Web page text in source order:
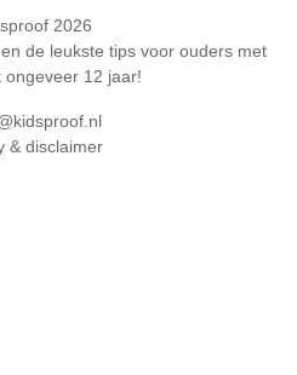
2026
de leukste tips voor ouders met
ongeveer 12 jaar!
& disclaimer